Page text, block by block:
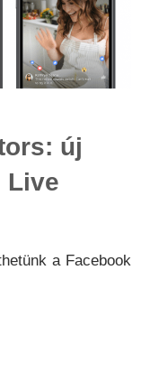
új
Live
a Facebook